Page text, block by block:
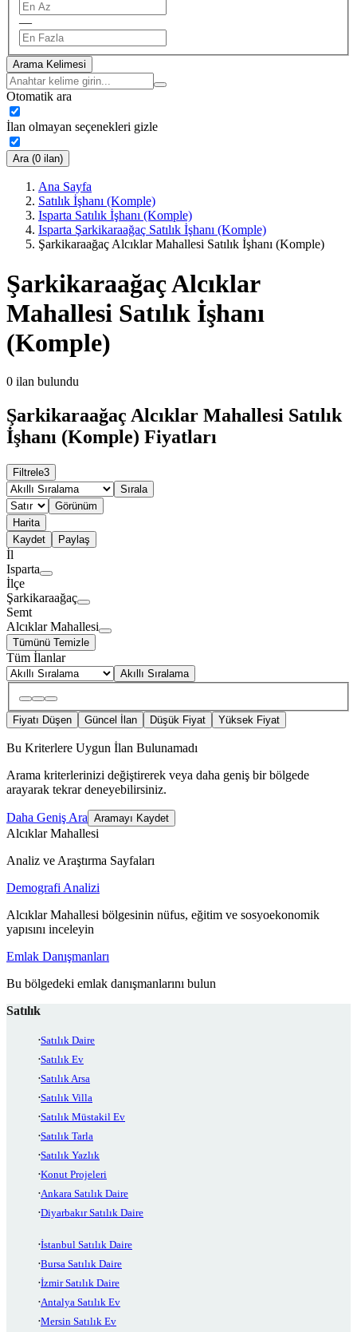
—
Arama Kelimesi
Otomatik ara
İlan olmayan seçenekleri gizle
Ara (0 ilan)
Ana Sayfa
Satılık İşhanı (Komple)
Isparta Satılık İşhanı (Komple)
Isparta Şarkikaraağaç Satılık İşhanı (Komple)
Şarkikaraağaç Alcıklar Mahallesi Satılık İşhanı (Komple)
Şarkikaraağaç Alcıklar
Mahallesi Satılık İşhanı
(Komple)
0 ilan bulundu
Şarkikaraağaç Alcıklar Mahallesi Satılık
İşhanı (Komple) Fiyatları
Filtrele3
Sırala
Görünüm
Harita
Kaydet
Paylaş
İl
Isparta
İlçe
Şarkikaraağaç
Semt
Alcıklar Mahallesi
Tümünü Temizle
Tüm İlanlar
Akıllı Sıralama
Fiyatı Düşen Güncel İlan Düşük Fiyat Yüksek Fiyat
Bu Kriterlere Uygun İlan Bulunamadı
Arama kriterlerinizi değiştirerek veya daha geniş bir bölgede
arayarak tekrar deneyebilirsiniz.
Daha Geniş Ara Aramayı Kaydet
Alcıklar Mahallesi
Analiz ve Araştırma Sayfaları
Demografi Analizi
Alcıklar Mahallesi bölgesinin nüfus, eğitim ve sosyoekonomik
yapısını inceleyin
Emlak Danışmanları
Bu bölgedeki emlak danışmanlarını bulun
Satılık
Satılık Daire
Satılık Ev
Satılık Arsa
Satılık Villa
Satılık Müstakil Ev
Satılık Tarla
Satılık Yazlık
Konut Projeleri
Ankara Satılık Daire
Diyarbakır Satılık Daire
İstanbul Satılık Daire
Bursa Satılık Daire
İzmir Satılık Daire
Antalya Satılık Ev
Mersin Satılık Ev